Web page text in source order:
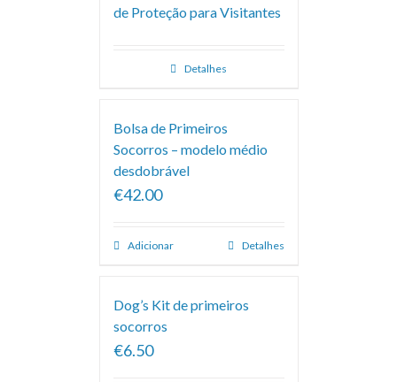
de Proteção para Visitantes
Detalhes
Bolsa de Primeiros
Socorros – modelo médio
desdobrável
€42.00
Adicionar Detalhes
Dog’s Kit de primeiros
socorros
€6.50